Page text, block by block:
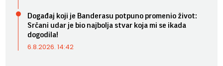
Događaj koji je Banderasu potpuno promenio život:
Srčani udar je bio najbolja stvar koja mi se ikada
dogodila!
6.8.2026. 14:42